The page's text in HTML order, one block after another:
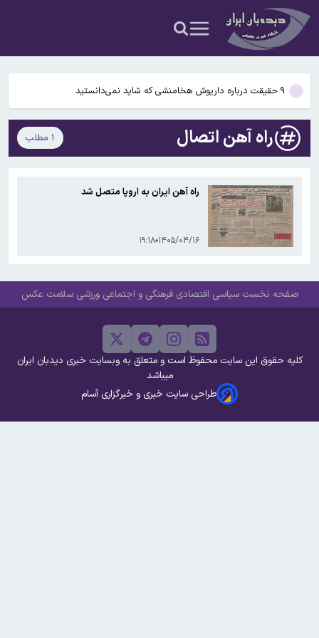
شدن مغز انسان کمک کردند؟
آمریکا ۵ فرد و ۱۳ شرکت و صرافی را تحریم کرد+اسامی
آمریکا آبان تتر را تحریم کرد؛ یک صرافی ایرانی دیگر در فهرست تحریم‌های
رمزارزی ایالات متحده قرار گرفت
۹ حقیقت درباره داریوش هخامنشی که شاید نمی‌دانستید
بیفوما در پرسپولیس ماندنی شد
سوختی فراموش‌شده در مسیر تکامل مغز؛ آیا میوه و عسل به بزرگ‌تر
آمریکا ۵ فرد و ۱۳ شرکت و صرافی را تحریم کرد+اسامی
آمریکا آبان تتر را تحریم کرد؛ یک صرافی ایرانی دیگر در فهرست تحریم‌های
رمزارزی ایالات متحده قرار گرفت
راه آهن اتصال ۱ مطلب
راه آهن ایران به اروپا متصل شد
۱۴۰۵/۰۴/۱۶ ۱۹:۱۸
صفحه نخست سیاسی اقتصادی فرهنگی و اجتماعی ورزشی سلامت عکس
کلیه حقوق این سایت محفوظ است و متعلق به وبسایت خبری دیدبان ایران
میباشد
طراحی سایت خبری و خبرگزاری آسام